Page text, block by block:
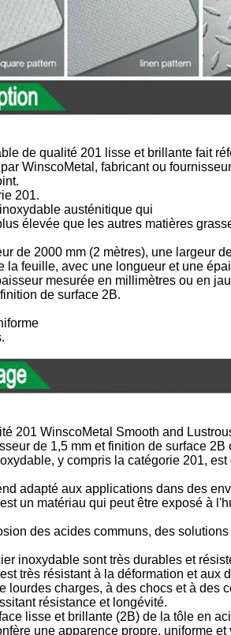
de qualité 201 lisse et brillante fait
WinscoMetal, fabricant ou
201.
austénitique qui
élevée que les autres matières
de 2000 mm (2 mètres), une largeur
feuille, avec une longueur et une
mesurée en millimètres ou en
de surface 2B.
201 WinscoMetal Smooth and
de 1,5 mm et finition de surface
y compris la catégorie 201,
adapté aux applications dans des
un matériau qui peut être exposé à
des acides communs, des
inoxydable sont très durables et
très résistant à la déformation et aux
lourdes charges, à des chocs et à des
résistance et longévité.
lisse et brillante (2B) de la tôle en
une apparence propre, uniforme